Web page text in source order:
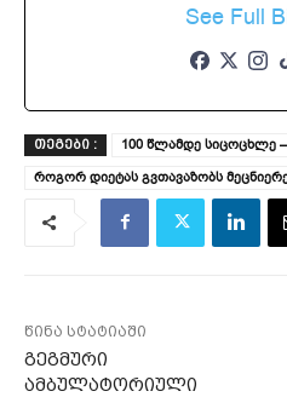
See Full
ᲗᲔᲒᲔᲑᲘ :
100 წლამდე სიცოცხლე
როგორ დიეტას გვთავაზობს
წინა სტატიაში
გეგმური
ამბულატორიული